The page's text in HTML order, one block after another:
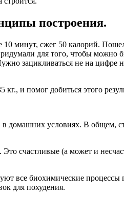
построения.
минут, сжег 50 калорий.
для того, чтобы можно
зацикливаться не на цифре
и помог добиться этого
домашних условиях. В общем,
счастливые (а может и
все биохимические
для похудения.